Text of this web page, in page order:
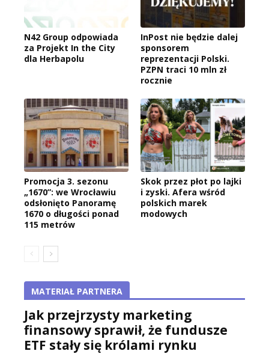
N42 Group odpowiada
za Projekt In the City
dla Herbapolu
InPost nie będzie dalej
sponsorem
reprezentacji Polski.
PZPN traci 10 mln zł
rocznie
Promocja 3. sezonu
„1670”: we Wrocławiu
odsłonięto Panoramę
1670 o długości ponad
115 metrów
Skok przez płot po lajki
i zyski. Afera wśród
polskich marek
modowych
MATERIAŁ PARTNERA
Jak przejrzysty marketing
finansowy sprawił, że fundusze
ETF stały się królami rynku